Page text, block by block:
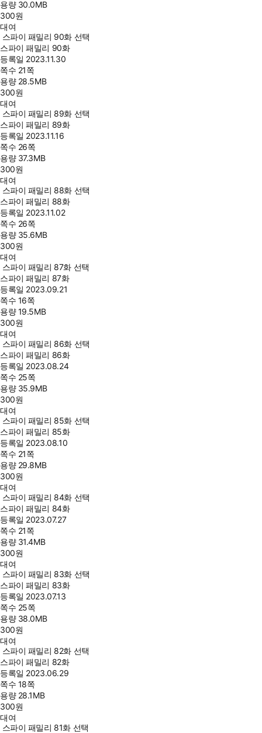
용량 30.0MB
300원
대여
스파이 패밀리 90화 선택
스파이 패밀리 90화
등록일 2023.11.30
쪽수 21쪽
용량 28.5MB
300원
대여
스파이 패밀리 89화 선택
스파이 패밀리 89화
등록일 2023.11.16
쪽수 26쪽
용량 37.3MB
300원
대여
스파이 패밀리 88화 선택
스파이 패밀리 88화
등록일 2023.11.02
쪽수 26쪽
용량 35.6MB
300원
대여
스파이 패밀리 87화 선택
스파이 패밀리 87화
등록일 2023.09.21
쪽수 16쪽
용량19.5MB
300원
대여
스파이 패밀리 86화 선택
스파이 패밀리 86화
등록일 2023.08.24
쪽수 25쪽
용량 35.9MB
300원
대여
스파이 패밀리 85화 선택
스파이 패밀리 85화
등록일 2023.08.10
쪽수 21쪽
용량 29.8MB
300원
대여
스파이 패밀리 84화 선택
스파이 패밀리 84화
등록일 2023.07.27
쪽수 21쪽
용량 31.4MB
300원
대여
스파이 패밀리 83화 선택
스파이 패밀리 83화
등록일 2023.07.13
쪽수 25쪽
용량 38.0MB
300원
대여
스파이 패밀리 82화 선택
스파이 패밀리 82화
등록일 2023.06.29
쪽수 18쪽
용량 28.1MB
300원
대여
스파이 패밀리 81화 선택